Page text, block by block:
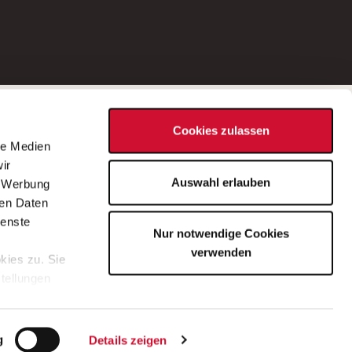
Medien
Daten
zu. Sie
Details zeigen
Cookies zulassen
Auswahl erlauben
Nur notwendige Cookies
verwenden
Bei Fragen zu einer Stellenausschreibung
wenden Sie sich bitte an die*den in der
Stellenausschreibung genannte*n
Ansprechpartner*in.